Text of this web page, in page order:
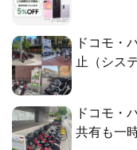
ドコモ・
止（シス
ドコモ・
共有も一